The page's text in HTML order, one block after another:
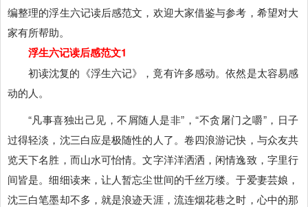
编整理的浮生六记读后感范文，欢迎大家借鉴与参考，希望对大
家有所帮助。
浮生六记读后感范文1
初读沈复的《浮生六记》，竟有许多感动。依然是太容易感
动的人。
“凡事喜独出己见，不屑随人是非”，“不贪屠门之嚼”，日子
过得轻淡，沈三白应是极随性的人了。卷四浪游记快，与众友共
览天下名胜，而山水可怡情。文字洋洋洒洒，闲情逸致，字里行
间皆是。细细读来，让人暂忘尘世间的千丝万缕。于爱妻芸娘，
沈三白笔墨却不多，就是浪迹天涯，流连烟花巷之时，心中的那